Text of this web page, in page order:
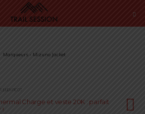
Marqueurs › Mizuno Jacket
JULIEN PICOT
Charge et veste 20K : parfait
!